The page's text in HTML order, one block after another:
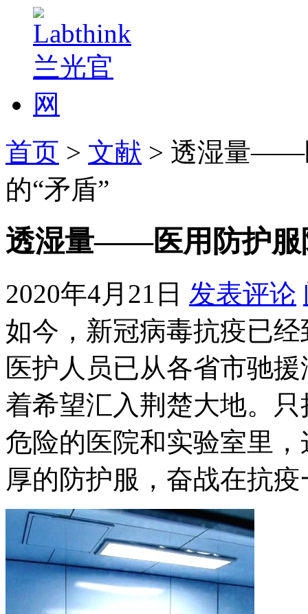
首页 > 文献 > 透湿量——
的“矛盾”
透湿量——医用防护服
2020年4月21日 发表评论
如今，新冠病毒抗疫已
医护人员已从各省市驰
着希望汇入荆楚大地。只
危险的医院和实验室里
厚的防护服，奋战在抗